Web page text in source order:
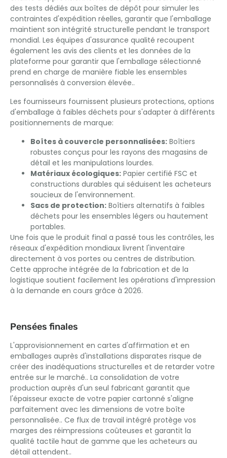
des tests dédiés aux boîtes de dépôt pour simuler les
contraintes d'expédition réelles, garantir que l'emballage
maintient son intégrité structurelle pendant le transport
mondial. Les équipes d'assurance qualité recoupent
également les avis des clients et les données de la
plateforme pour garantir que l'emballage sélectionné
prend en charge de manière fiable les ensembles
personnalisés à conversion élevée..
Les fournisseurs fournissent plusieurs protections, options
d'emballage à faibles déchets pour s'adapter à différents
positionnements de marque:
Boîtes à couvercle personnalisées: Boîtiers
robustes conçus pour les rayons des magasins de
détail et les manipulations lourdes.
Matériaux écologiques: Papier certifié FSC et
constructions durables qui séduisent les acheteurs
soucieux de l'environnement.
Sacs de protection: Boîtiers alternatifs à faibles
déchets pour les ensembles légers ou hautement
portables.
Une fois que le produit final a passé tous les contrôles, les
réseaux d'expédition mondiaux livrent l'inventaire
directement à vos portes ou centres de distribution.
Cette approche intégrée de la fabrication et de la
logistique soutient facilement les opérations d'impression
à la demande en cours grâce à 2026.
Pensées finales
L'approvisionnement en cartes d'affirmation et en
emballages auprès d'installations disparates risque de
créer des inadéquations structurelles et de retarder votre
entrée sur le marché.. La consolidation de votre
production auprès d'un seul fabricant garantit que
l'épaisseur exacte de votre papier cartonné s'aligne
parfaitement avec les dimensions de votre boîte
personnalisée.. Ce flux de travail intégré protège vos
marges des réimpressions coûteuses et garantit la
qualité tactile haut de gamme que les acheteurs au
détail attendent..